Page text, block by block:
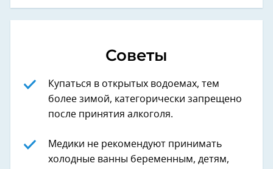
Советы
Купаться в открытых водоемах, тем
более зимой, категорически запрещено
после принятия алкоголя.
Медики не рекомендуют принимать
холодные ванны беременным, детям,